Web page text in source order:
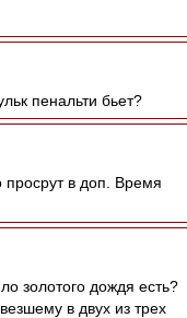
пенальти бьет?
в доп. Время
золотого дождя есть?
в двух из трех